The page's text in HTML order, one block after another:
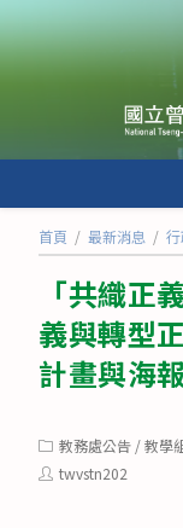
跳
轉
至
內
首頁 / 最新消息 /
「共織正
義與轉型
計畫與海報
Post
category:
教務處公告 /教學
Posttwvstn202